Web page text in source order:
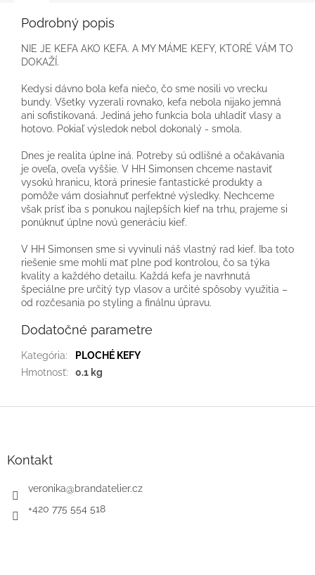
Podrobný popis
NIE JE KEFA AKO KEFA. A MY MÁME KEFY, KTORÉ VÁM TO
DOKAŽÍ.
Kedysi dávno bola kefa niečo, čo sme nosili vo vrecku
bundy. Všetky vyzerali rovnako, kefa nebola nijako jemná
ani sofistikovaná. Jediná jeho funkcia bola uhladiť vlasy a
hotovo. Pokiaľ výsledok nebol dokonalý - smola.
Dnes je realita úplne iná. Potreby sú odlišné a očakávania
je oveľa, oveľa vyššie. V HH Simonsen chceme nastaviť
vysokú hranicu, ktorá prinesie fantastické produkty a
pomôže vám dosiahnuť perfektné výsledky. Nechceme
však prísť iba s ponukou najlepších kief na trhu, prajeme si
ponúknuť úplne novú generáciu kief.
V HH Simonsen sme si vyvinuli náš vlastný rad kief. Iba toto
riešenie sme mohli mať plne pod kontrolou, čo sa týka
kvality a každého detailu. Každá kefa je navrhnutá
špeciálne pre určitý typ vlasov a určité spôsoby využitia –
od rozčesania po styling a finálnu úpravu.
Dodatočné parametre
Kategória:
PLOCHÉ KEFY
Hmotnosť: 0.1 kg
Kontakt
veronika@brandatelier.cz
+420 775 554 518